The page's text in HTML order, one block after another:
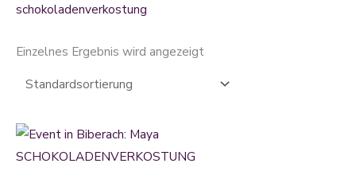
schokoladenverkostung
Einzelnes Ergebnis wird angezeigt
Produkt